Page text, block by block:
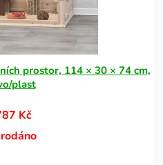
prostor, 114 × 30 × 74 cm,
plast
Kč